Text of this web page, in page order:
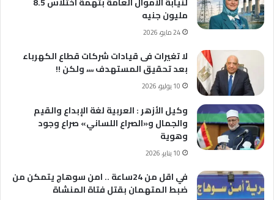
مليون جنيه
24 مايو، 2026
لا تغيرات فى قيادات شركات قطاع الكهرباء
بعد تحقيق المستهدف ،،،، ولكن !!
10 يوليو، 2026
وكيل الأزهر : العربية لغة الإبداع والقيم
والجمال و«الصراع اللساني» صراع وجود
وهوية
10 يناير، 2026
في اقل من 24ساعة .. امن سوهاج يتمكن من
ضبط المتهمان بقتل فتاة المنشاة